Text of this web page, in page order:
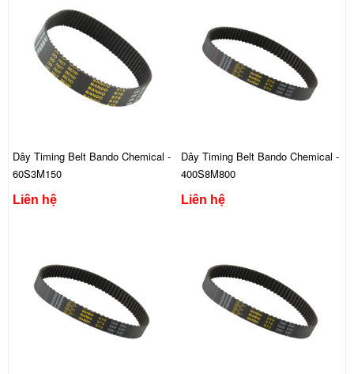
Dây Timing Belt Bando Chemical -
60S3M150
Liên hệ
Dây Timing Belt Bando Chemical -
400S8M800
Liên hệ